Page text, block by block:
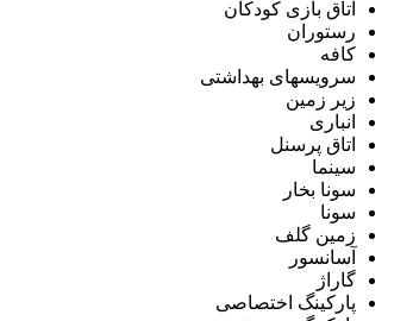
اتاق بازی کودکان
رستوران
کافه
سرویسهای بهداشتی
زیر زمین
انباری
اتاق پرسنل
سینما
سونا بخار
سونا
زمین گلف
آسانسور
گاراژ
پارکینگ اختصاصی